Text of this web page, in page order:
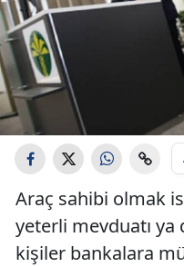
Araç sahibi olmak
yeterli mevduatı
kişiler bankalara